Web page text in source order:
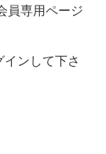
員専用ページ
ンして下さ